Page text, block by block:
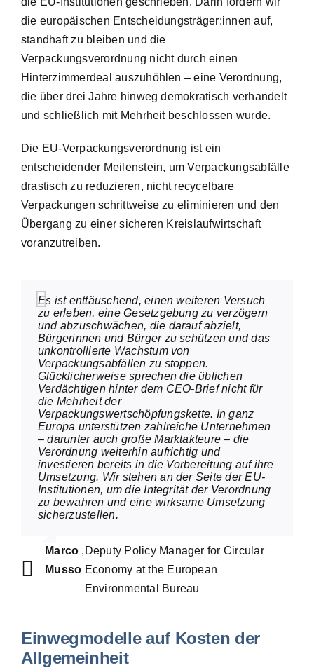
die europäischen Entscheidungsträger:innen auf,
standhaft zu bleiben und die
Verpackungsverordnung nicht durch einen
Hinterzimmerdeal auszuhöhlen – eine Verordnung,
die über drei Jahre hinweg demokratisch verhandelt
und schließlich mit Mehrheit beschlossen wurde.
Die EU-Verpackungsverordnung ist ein
entscheidender Meilenstein, um Verpackungsabfälle
drastisch zu reduzieren, nicht recycelbare
Verpackungen schrittweise zu eliminieren und den
Übergang zu einer sicheren Kreislaufwirtschaft
voranzutreiben.
Es ist enttäuschend, einen weiteren Versuch
zu erleben, eine Gesetzgebung zu verzögern
und abzuschwächen, die darauf abzielt,
Bürgerinnen und Bürger zu schützen und das
unkontrollierte Wachstum von
Verpackungsabfällen zu stoppen.
Glücklicherweise sprechen die üblichen
Verdächtigen hinter dem CEO-Brief nicht für
die Mehrheit der
Verpackungswertschöpfungskette. In ganz
Europa unterstützen zahlreiche Unternehmen
– darunter auch große Marktakteure – die
Verordnung weiterhin aufrichtig und
investieren bereits in die Vorbereitung auf ihre
Umsetzung. Wir stehen an der Seite der EU-
Institutionen, um die Integrität der Verordnung
zu bewahren und eine wirksame Umsetzung
sicherzustellen.
Marco
Musso
, Deputy Policy Manager for Circular
Economy at the European
Environmental Bureau
Einwegmodelle auf Kosten der
Allgemeinheit